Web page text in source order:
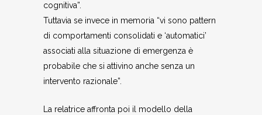
cognitiva”.
Tuttavia se invece in memoria “vi sono pattern
di comportamenti consolidati e ‘automatici’
associati alla situazione di emergenza è
probabile che si attivino anche senza un
intervento razionale”.
La relatrice affronta poi il modello della